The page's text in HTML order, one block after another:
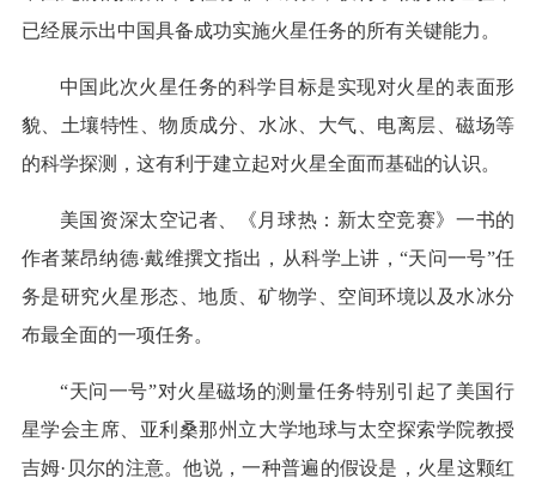
已经展示出中国具备成功实施火星任务的所有关键能力。
中国此次火星任务的科学目标是实现对火星的表面形
貌、土壤特性、物质成分、水冰、大气、电离层、磁场等
的科学探测，这有利于建立起对火星全面而基础的认识。
美国资深太空记者、《月球热：新太空竞赛》一书的
作者莱昂纳德·戴维撰文指出，从科学上讲，“天问一号”任
务是研究火星形态、地质、矿物学、空间环境以及水冰分
布最全面的一项任务。
“天问一号”对火星磁场的测量任务特别引起了美国行
星学会主席、亚利桑那州立大学地球与太空探索学院教授
吉姆·贝尔的注意。他说，一种普遍的假设是，火星这颗红